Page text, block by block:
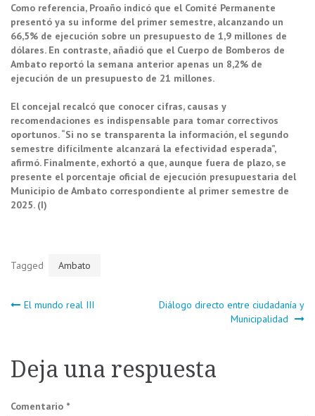
Como referencia, Proaño indicó que el Comité Permanente
presentó ya su informe del primer semestre, alcanzando un
66,5% de ejecución sobre un presupuesto de 1,9 millones de
dólares. En contraste, añadió que el Cuerpo de Bomberos de
Ambato reportó la semana anterior apenas un 8,2% de
ejecución de un presupuesto de 21 millones.
El concejal recalcó que conocer cifras, causas y
recomendaciones es indispensable para tomar correctivos
oportunos. “Si no se transparenta la información, el segundo
semestre difícilmente alcanzará la efectividad esperada”,
afirmó. Finalmente, exhortó a que, aunque fuera de plazo, se
presente el porcentaje oficial de ejecución presupuestaria del
Municipio de Ambato correspondiente al primer semestre de
2025. (I)
Tagged Ambato
Navegación
entradas
El mundo real III
Diálogo directo entre ciudadanía y
Municipalidad
Deja una respuesta
Comentario *